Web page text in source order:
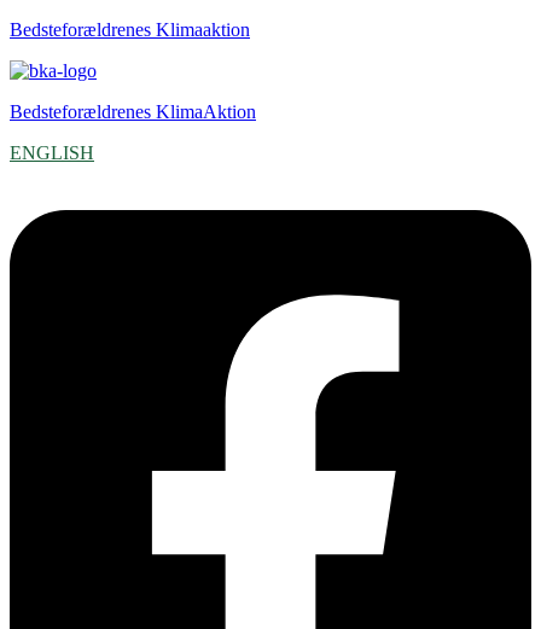
Bedsteforældrenes Klimaaktion
Bedsteforældrenes KlimaAktion
ENGLISH